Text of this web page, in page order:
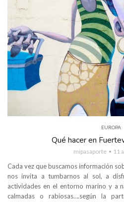
EUROPA
Qué hacer en
mipasaporte 11
Cada vez que buscamos información
nos invita a tumbarnos al sol, a
actividades en el entorno marino y a
calmadas o rabiosas….según la